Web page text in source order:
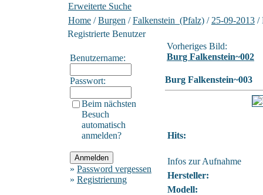
Erweiterte Suche
Home /Burgen /Falkenstein_(Pfalz) / 25-09-2013 /
Registrierte Benutzer
Benutzername:
Passwort:
Beim nächsten
Besuch
automatisch
anmelden?
» Password vergessen
» Registrierung
Vorheriges Bild:
Burg Falkenstein~002
Burg Falkenstein~003
Hits:
Infos zur Aufnahme
Hersteller:
Modell: